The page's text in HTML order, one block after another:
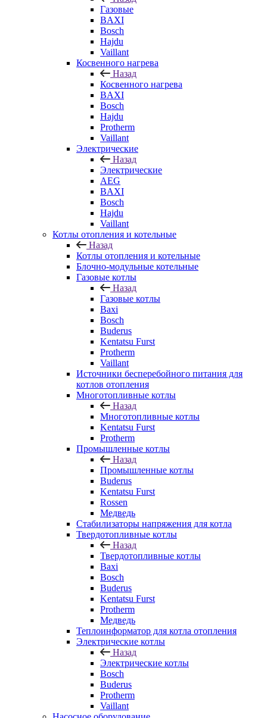
Газовые
BAXI
Bosch
Hajdu
Vaillant
Косвенного нагрева
Назад
Косвенного нагрева
BAXI
Bosch
Hajdu
Protherm
Vaillant
Электрические
Назад
Электрические
AEG
BAXI
Bosch
Hajdu
Vaillant
Котлы отопления и котельные
Назад
Котлы отопления и котельные
Блочно-модульные котельные
Газовые котлы
Назад
Газовые котлы
Baxi
Bosch
Buderus
Kentatsu Furst
Protherm
Vaillant
Источники бесперебойного питания для
котлов отопления
Многотопливные котлы
Назад
Многотопливные котлы
Kentatsu Furst
Protherm
Промышленные котлы
Назад
Промышленные котлы
Buderus
Kentatsu Furst
Rossen
Медведь
Стабилизаторы напряжения для котла
Твердотопливные котлы
Назад
Твердотопливные котлы
Baxi
Bosch
Buderus
Kentatsu Furst
Protherm
Медведь
Теплоинформатор для котла отопления
Электрические котлы
Назад
Электрические котлы
Bosch
Buderus
Protherm
Vaillant